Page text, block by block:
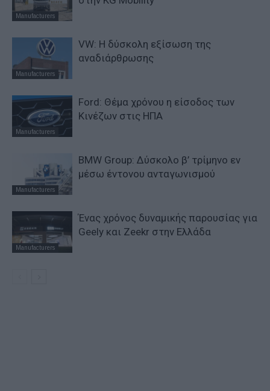
Manufacturers
Manufacturers
VW: Η δύσκολη εξίσωση της
αναδιάρθρωσης
Manufacturers
Ford: Θέμα χρόνου η είσοδος των
Κινέζων στις ΗΠΑ
Manufacturers
BMW Group: Δύσκολο β’ τρίμηνο εν
μέσω έντονου ανταγωνισμού
Manufacturers
Ένας χρόνος δυναμικής παρουσίας για
Geely και Zeekr στην Ελλάδα